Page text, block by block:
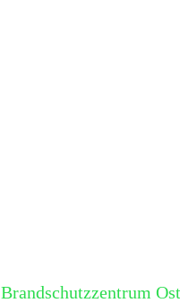
Brandschutzzentrum